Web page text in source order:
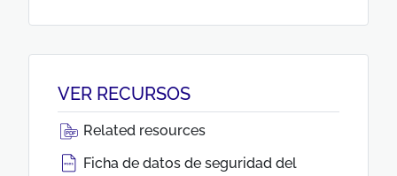
VER RECURSOS
Related resources
Ficha de datos de seguridad del